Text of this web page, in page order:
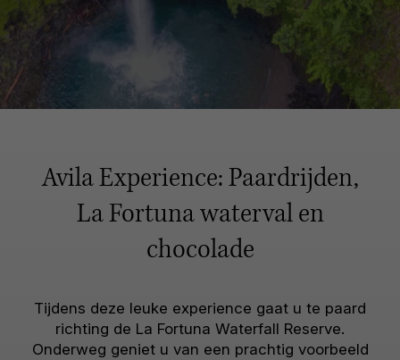
Avila Experience: Paardrijden,
La Fortuna waterval en
chocolade
Tijdens deze leuke experience gaat u te paard
richting de La Fortuna Waterfall Reserve.
Onderweg geniet u van een prachtig voorbeeld